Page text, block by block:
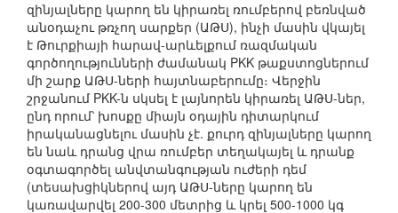
զինյալները կարող են կիրառել ռումբերով բեռնված
անօդաչու թռչող սարքեր (ԱԹՍ), ինչի մասին վկայել
է Թուրքիայի հարավ-արևելքում ռազմական
գործողությունների ժամանակ PKK թաքստոցներում
մի շարք ԱԹՍ-ների հայտնաբերումը։ Վերջին
շրջանում PKK-ն սկսել է լայնորեն կիրառել ԱԹՍ-ներ,
ընդ որում՝ խոսքը միայն օդային դիտարկում
իրականացնելու մասին չէ. քուրդ զինյալները կարող
են նաև դրանց վրա ռումբեր տեղակայել և դրանք
օգտագործել անվտանգության ուժերի դեմ
(տեսախցիկներով այդ ԱԹՍ-ները կարող են
կառավարվել 200-300 մետրից և կրել 500-1000 կգ